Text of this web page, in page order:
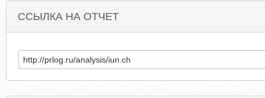
ССЫЛКА НА ОТЧЕТ